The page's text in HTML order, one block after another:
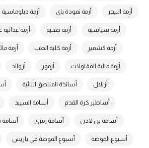
أزمة النيجر أزمة تمودة باي أزمة دبلوماسية
أزمة سياسية أزمة صحية أزمة غذائية
أزمة كشمير أزمة كلية الطب أزمة
أزمة مالية المقاولات أزمور أزوااد
أزيلال أساتذة المناطق النائية
أساطير كرة القدم أسامة السيبد
أسامة بن لادن أسامة رمزي أسامة
أسبوع الموضة أسبوع الموضة في باريس